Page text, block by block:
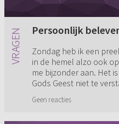
Persoonlijk
Zondag heb ik een
in de hemel alzo ook
me bijzonder aan. Het
Gods Geest niet te
Geen reacties